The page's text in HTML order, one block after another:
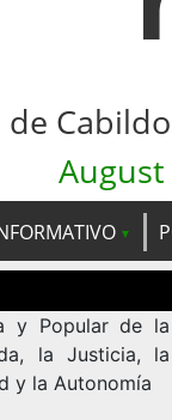
August
y Popular de la
la Justicia, la
y la Autonomía